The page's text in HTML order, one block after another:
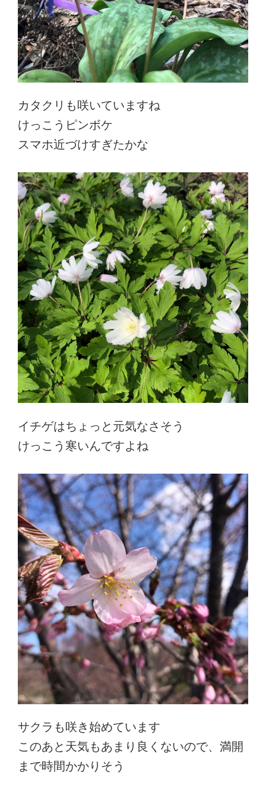
カタクリも咲いていますね
けっこうピンボケ
スマホ近づけすぎたかな
イチゲはちょっと元気なさそう
けっこう寒いんですよね
サクラも咲き始めています
このあと天気もあまり良くないので、満開
まで時間かかりそう